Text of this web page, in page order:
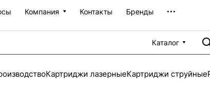
Компания Контакты Бренды
Каталог
Картриджи лазерныеКартриджи струйные